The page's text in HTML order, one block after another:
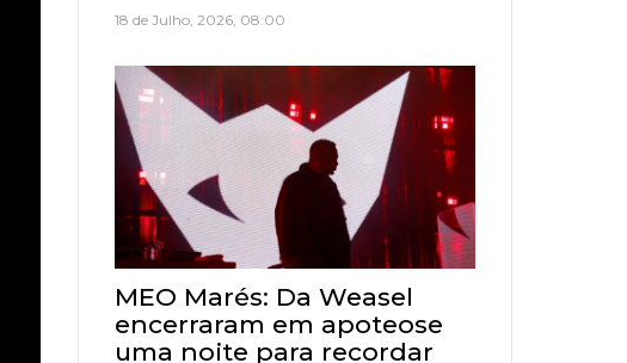
18 de Julho, 2026, 08:00
MEO Marés: Da Weasel
encerraram em apoteose
uma noite para recordar